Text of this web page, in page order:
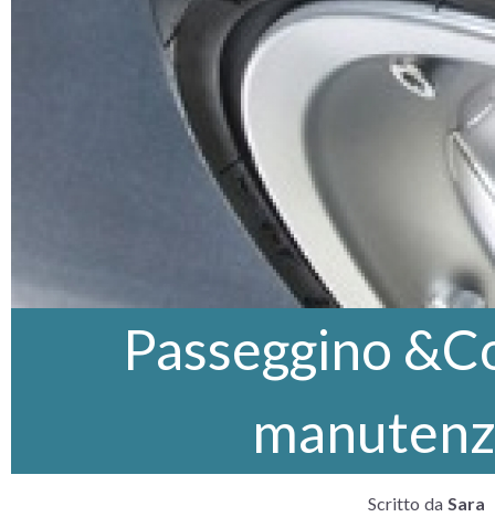
Passeggino
Scritto da Sara